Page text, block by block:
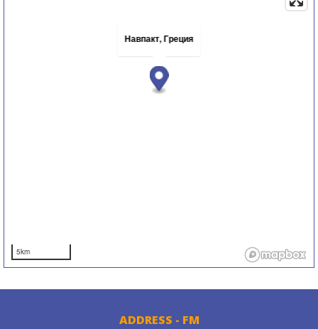
5km
Навпакт, Греция
ADDRESS - FM